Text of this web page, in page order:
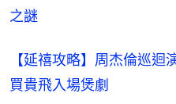
之謎​
【延禧攻略】周杰倫巡
買貴飛入場煲劇​